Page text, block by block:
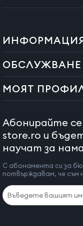
Не използвайте
препоръчаните
Този уред е в
(Електромагнитна
Продуктът има
МОЯТ
Абонирайте
store.ro и
научат за
С абонамента си за
потвърждавам, че съм